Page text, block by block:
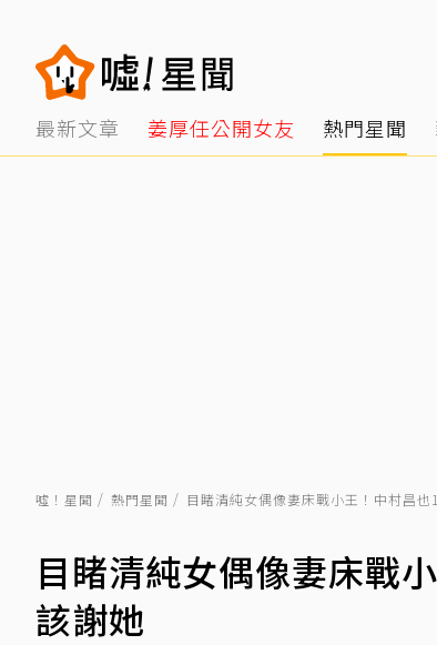
最新文章 姜厚任公開女友 熱門星聞
噓！星聞 熱門星聞 目睹清純女偶像妻床戰小王！中村昌
目睹清純女偶像妻床戰
該謝她